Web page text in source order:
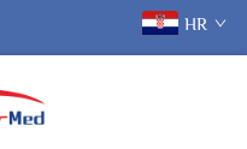
HR